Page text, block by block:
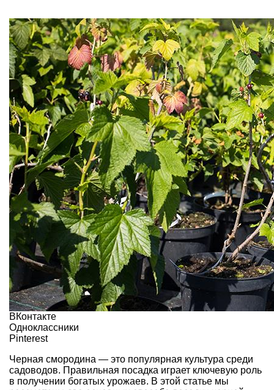
ВКонтакте
Одноклассники
Pinterest
Черная смородина — это популярная культура среди
садоводов. Правильная посадка играет ключевую роль
в получении богатых урожаев. В этой статье мы